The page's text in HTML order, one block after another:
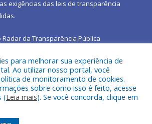
exigências das leis de transparência
Radar da Transparência Pública
a Prefeitura Municipal de São João
do Araguaia.
para melhorar sua experiência de
Ao utilizar nosso portal, você
de monitoramento de cookies.
sobre como isso é feito, acesse
(Leia mais). Se você concorda, clique em